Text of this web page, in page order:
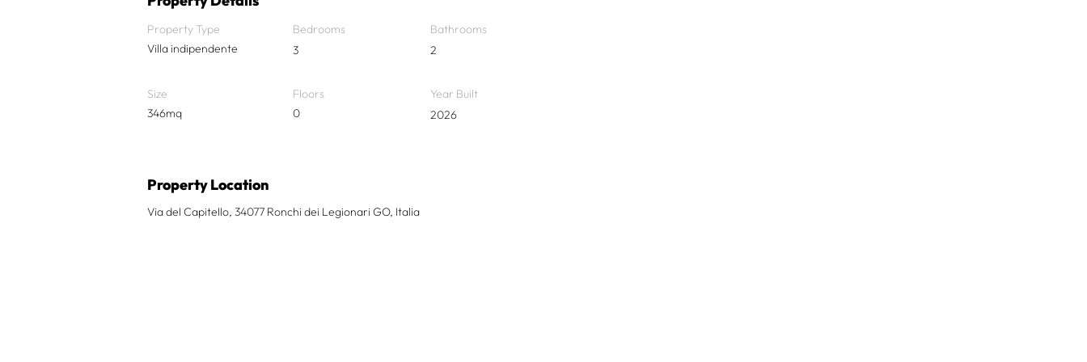
Property Type
Villa indipendente
Bedrooms
3
Bathrooms
2
Size
346mq
Floors
0
Year Built
2026
Property Location
Via del Capitello, 34077 Ronchi dei Legionari GO, Italia